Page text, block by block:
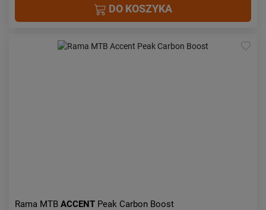
DO KOSZYKA
Rama MTB ACCENT Peak Carbon Boost